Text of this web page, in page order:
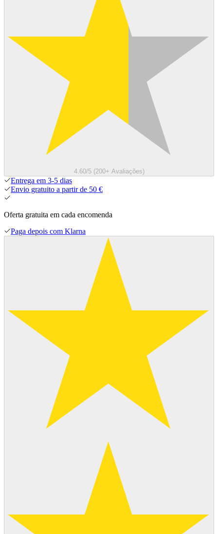
4.60/5 (200+ Avaliações)
Entrega em 3-5 dias
Envio gratuito a partir de 50 €
Oferta gratuita em cada encomenda
Paga depois com Klarna